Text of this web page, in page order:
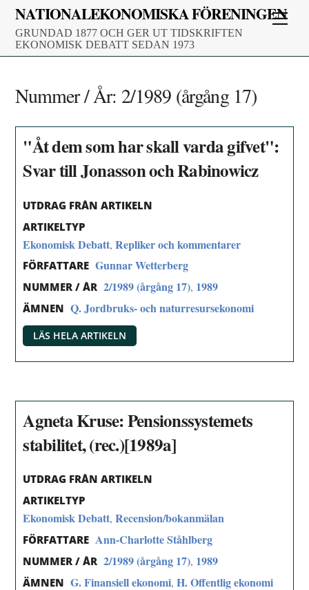
Skip
content
NATIONALEKONOMISKA FÖRENINGEN
GRUNDAD 1877 OCH GER UT TIDSKRIFTEN
EKONOMISK DEBATT SEDAN 1973
Nummer / År: 2/1989 (årgång 17)
"Åt dem som har skall varda gifvet":
Svar till Jonasson och Rabinowicz
UTDRAG FRÅN ARTIKELN
ARTIKELTYP
Ekonomisk Debatt,Repliker och kommentarer
FÖRFATTARE Gunnar Wetterberg
NUMMER / ÅR 2/1989 (årgång 17), 1989
ÄMNEN Q. Jordbruks- och naturresursekonomi
LÄS HELA ARTIKELN
Agneta Kruse: Pensionssystemets
stabilitet, (rec.)[1989a]
UTDRAG FRÅN ARTIKELN
ARTIKELTYP
Ekonomisk Debatt,Recension/bokanmälan
FÖRFATTARE Ann-Charlotte Ståhlberg
NUMMER / ÅR 2/1989 (årgång 17), 1989
ÄMNEN G. Finansiell ekonomi,H. Offentlig ekonomi